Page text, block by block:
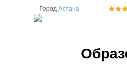
Город Астана